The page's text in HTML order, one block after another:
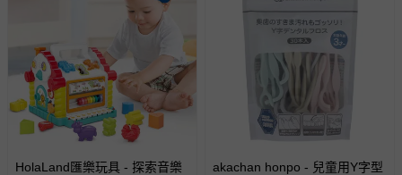
HolaLand匯樂玩具 - 探索音樂
akachan honpo - 兒童用Y字型